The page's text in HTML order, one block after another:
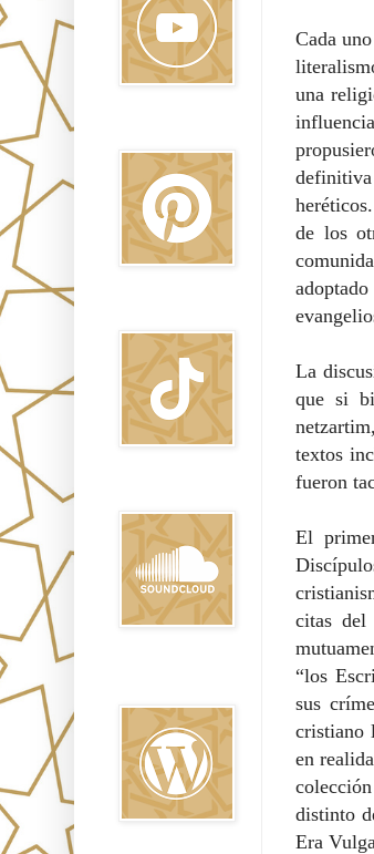
Cada
una
de los
La
que si
textos
fueron
El
citas del
“los
sus
cristiano
en
distinto
Era